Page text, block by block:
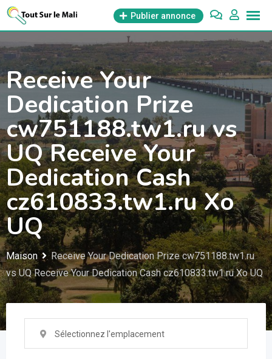
Aller
Publier annonce
Receive Your
Dedication Prize
cw751188.tw1.ru vs
UQ Receive Your
Dedication Cash
cz610833.tw1.ru Xo
UQ
Maison
Receive Your Dedication Prize cw751188.tw1.ru
vs UQ Receive Your Dedication Cash cz610833.tw1.ru Xo UQ
Sélectionnez l'emplacement